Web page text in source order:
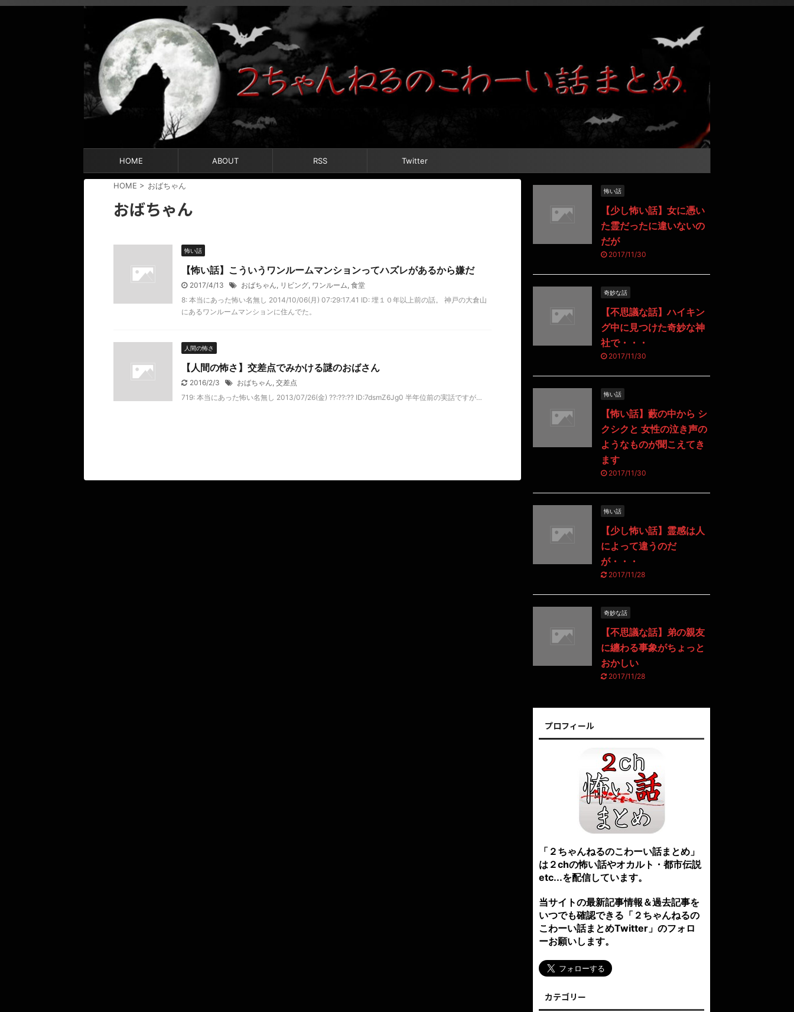
HOME ABOUT RSS Twitter
HOME > おばちゃん
おばちゃん
怖い話
【怖い話】こういうワンルームマンションってハズレがあるから嫌だ
2017/4/13 おばちゃん リビング ワンルーム 食堂
8: 本当にあった怖い名無し 2014/10/06(月) 07:29:17.41 ID: 埋１０年以上前の話。 神戸の大倉山
にあるワンルームマンションに住んでた。
人間の怖さ
【人間の怖さ】交差点でみかける謎のおばさん
2016/2/3 おばちゃん 交差点
719: 本当にあった怖い名無し 2013/07/26(金) ??:??:?? ID:7dsmZ6Jg0 半年位前の実話ですが…
怖い話
【少し怖い話】女に憑い
た霊だったに違いないの
だが
2017/11/30
奇妙な話
【不思議な話】ハイキン
グ中に見つけた奇妙な神
社で・・・
2017/11/30
怖い話
【怖い話】藪の中から シ
クシクと 女性の泣き声の
ようなものが聞こえてき
ます
2017/11/30
怖い話
【少し怖い話】霊感は人
によって違うのだ
が・・・
2017/11/28
奇妙な話
【不思議な話】弟の親友
に纏わる事象がちょっと
おかしい
2017/11/28
プロフィール
「２ちゃんねるのこわーい話まとめ」
は２chの怖い話やオカルト・都市伝説
etc...を配信しています。
当サイトの最新記事情報＆過去記事を
いつでも確認できる「２ちゃんねるの
こわーい話まとめTwitter」のフォロ
ーお願いします。
カテゴリー